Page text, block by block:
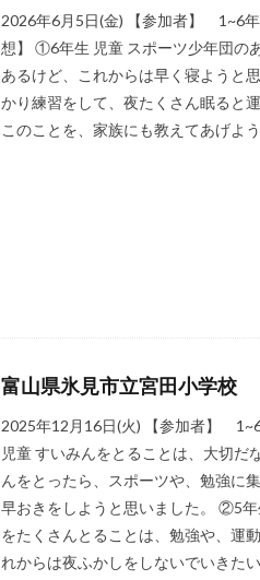
2026年6月5日(金) 【参加者】 1~6
想】 ①6年生 児童 スポーツ少年団の
あるけど、これからは早く寝ようと
かり練習をして、夜たくさん眠ると
このことを、家族にも教えてあげよ
富山県氷見市立宮田小学校
2025年12月16日(火) 【参加者】
児童 すいみんをとることは、大切だ
んをとったら、スポーツや、勉強に
早おきをしようと思いました。 ②5
をたくさんとることは、勉強や、運
れからは夜ふかしをしないでいきたい